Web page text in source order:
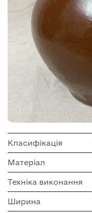
Класифікація
Матеріал
Техніка виконання
Ширина